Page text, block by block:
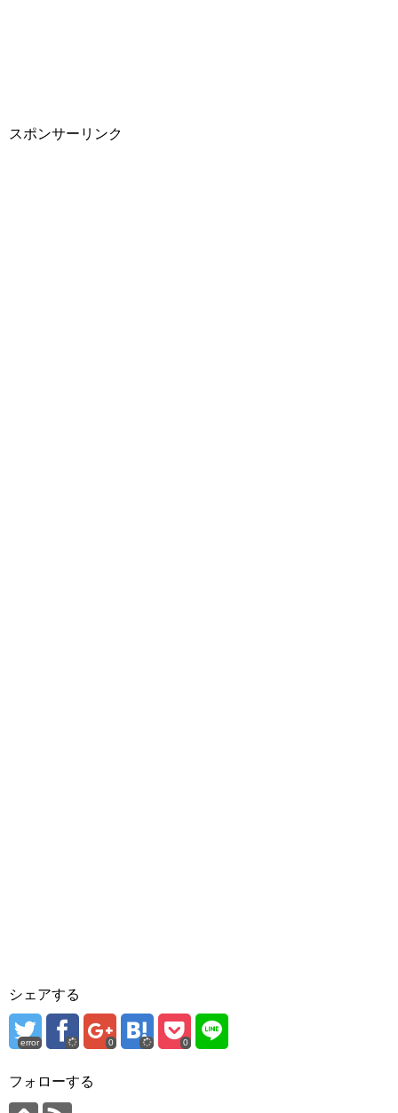
スポンサーリンク
シェアする
error 0 0
フォローする